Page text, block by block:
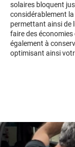
Jetour
Kandi
Karma
Lamborghini
solaires bloquent
considérablement
permettant ainsi de
faire des
également à
optimisant ainsi